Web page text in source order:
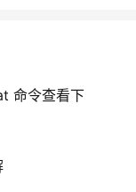
命令查看下